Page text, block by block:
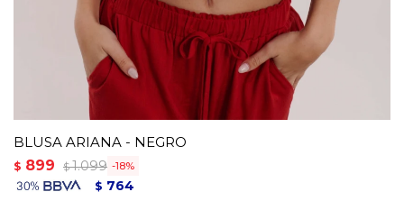
BLUSA ARIANA - NEGRO
$ 899 $ 1.099 18
$ 764